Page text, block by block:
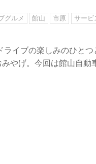
グルメ 館山 市原 サービ
ライブの楽しみのひと
みやげ。今回は館山自